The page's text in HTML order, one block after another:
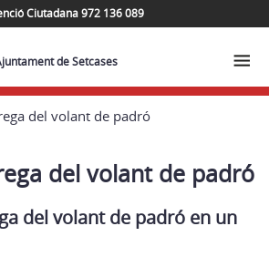
Ciutadana 972 136 089
de Setcases
del volant de padró
del volant de padró
del volant de padró en un